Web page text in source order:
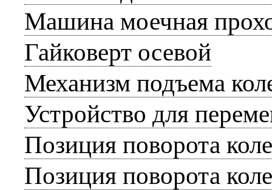
Машина моечная
Гайковерт осевой
Механизм подъема
Устройство для
Позиция поворота
Позиция поворота